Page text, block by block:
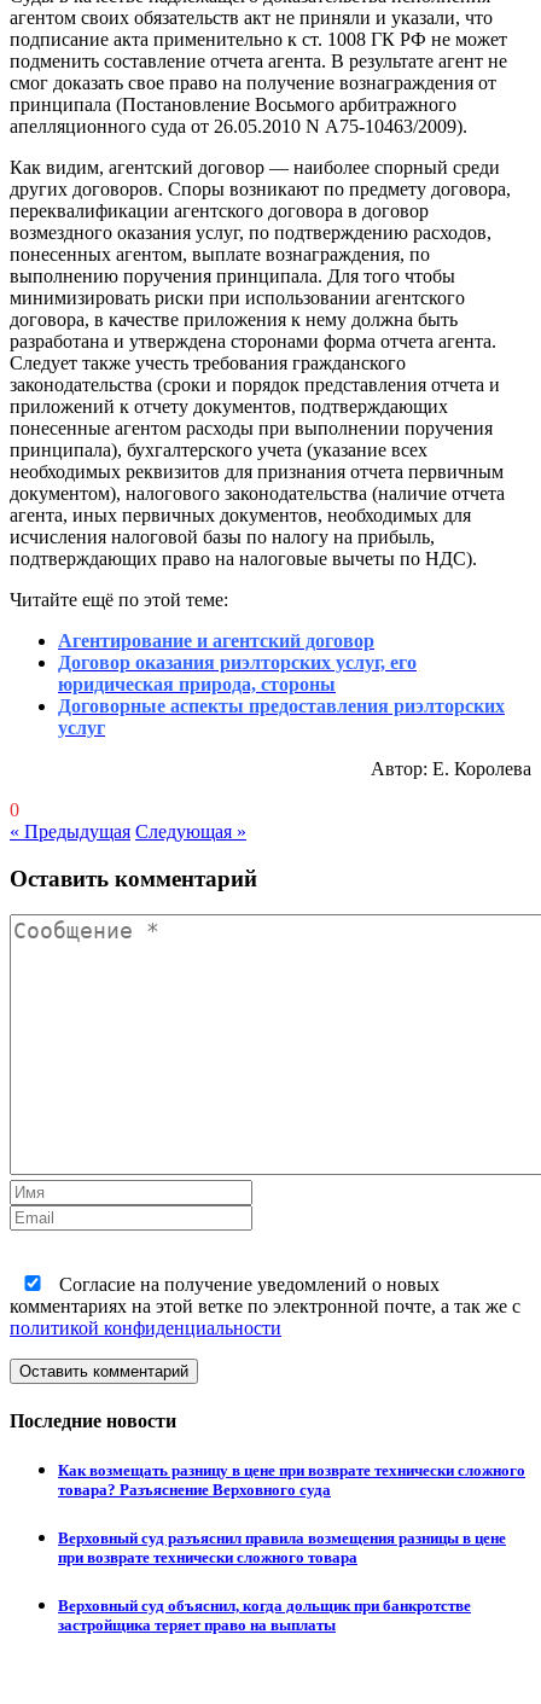
агентом своих обязательств акт не приняли и указали, что
подписание акта применительно к ст. 1008 ГК РФ не может
подменить составление отчета агента. В результате агент не
смог доказать свое право на получение вознаграждения от
принципала (Постановление Восьмого арбитражного
апелляционного суда от 26.05.2010 N А75-10463/2009).
Как видим, агентский договор — наиболее спорный среди
других договоров. Споры возникают по предмету договора,
переквалификации агентского договора в договор
возмездного оказания услуг, по подтверждению расходов,
понесенных агентом, выплате вознаграждения, по
выполнению поручения принципала. Для того чтобы
минимизировать риски при использовании агентского
договора, в качестве приложения к нему должна быть
разработана и утверждена сторонами форма отчета агента.
Следует также учесть требования гражданского
законодательства (сроки и порядок представления отчета и
приложений к отчету документов, подтверждающих
понесенные агентом расходы при выполнении поручения
принципала), бухгалтерского учета (указание всех
необходимых реквизитов для признания отчета первичным
документом), налогового законодательства (наличие отчета
агента, иных первичных документов, необходимых для
исчисления налоговой базы по налогу на прибыль,
подтверждающих право на налоговые вычеты по НДС).
Читайте ещё по этой теме:
Агентирование и агентский договор
Договор оказания риэлторских услуг, его
юридическая природа, стороны
Договорные аспекты предоставления риэлторских
услуг
Автор: Е. Королева
0
« Предыдущая Следующая »
Оставить комментарий
Согласие на получение уведомлений о новых
комментариях на этой ветке по электронной почте, а так же с
политикой конфиденциальности
Оставить комментарий
Последние новости
Как возмещать разницу в цене при возврате технически сложного
товара? Разъяснение Верховного суда
Верховный суд разъяснил правила возмещения разницы в цене
при возврате технически сложного товара
Верховный суд объяснил, когда дольщик при банкротстве
застройщика теряет право на выплаты